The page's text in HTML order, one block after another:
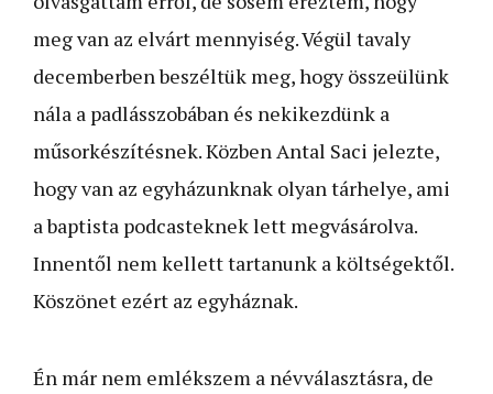
meg van az elvárt mennyiség. Végül tavaly
decemberben beszéltük meg, hogy összeülünk
nála a padlásszobában és nekikezdünk a
műsorkészítésnek. Közben Antal Saci jelezte,
hogy van az egyházunknak olyan tárhelye, ami
a baptista podcasteknek lett megvásárolva.
Innentől nem kellett tartanunk a költségektől.
Köszönet ezért az egyháznak.
Én már nem emlékszem a névválasztásra, de